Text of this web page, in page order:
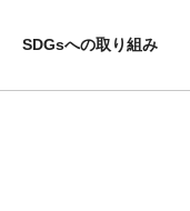
SDGsへの取り組み